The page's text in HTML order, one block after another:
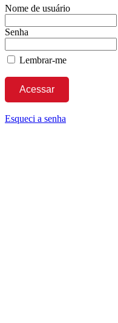
Nome de usuário
Senha
Lembrar-me
Esqueci a senha